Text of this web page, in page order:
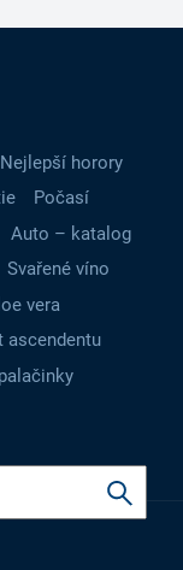
Nejlepší horory
Počasí
Auto – katalog
Svařené víno
vera
ascendentu